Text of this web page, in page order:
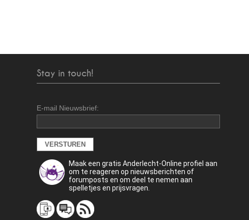
Stay in touch!
E-mail Nieuwsbrief:
Maak een gratis Anderlecht-Online profiel aan
om te reageren op nieuwsberichten of
forumposts en om deel te nemen aan
spelletjes en prijsvragen.